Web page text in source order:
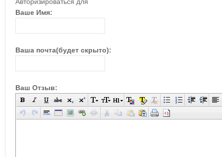
Ваше Имя:
Ваша почта(будет скрыто):
Ваш Отзыв: